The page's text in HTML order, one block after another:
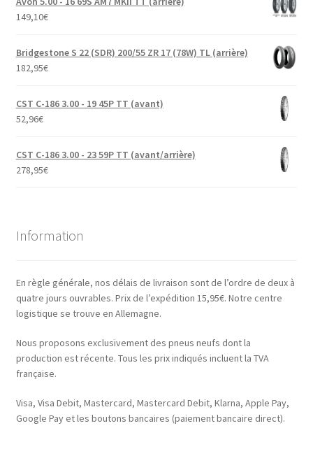
149,10€
Bridgestone S 22 (SDR) 200/55 ZR 17 (78W) TL (arrière)
182,95€
CST C-186 3.00 - 19 45P TT (avant)
52,96€
CST C-186 3.00 - 23 59P TT (avant/arrière)
278,95€
Information
En règle générale, nos délais de livraison sont de l’ordre de deux à
quatre jours ouvrables. Prix de l’expédition 15,95€. Notre centre
logistique se trouve en Allemagne.
Nous proposons exclusivement des pneus neufs dont la
production est récente. Tous les prix indiqués incluent la TVA
française.
Visa, Visa Debit, Mastercard, Mastercard Debit, Klarna, Apple Pay,
Google Pay et les boutons bancaires (paiement bancaire direct).